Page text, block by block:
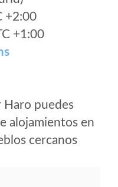
+2:00
+1:00
Haro puedes
alojamientos en
cercanos